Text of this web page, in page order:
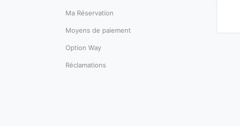
Ma Réservation
Moyens de paiement
Option Way
Réclamations